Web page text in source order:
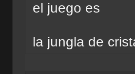
el juego es
la jungla de